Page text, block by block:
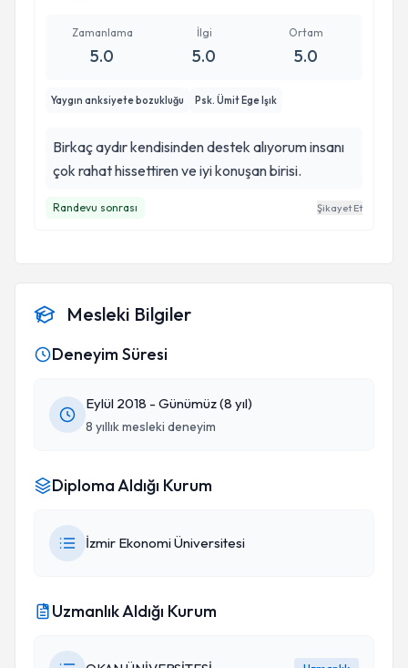
Zamanlama
5.0
İlgi
5.0
Ortam
5.0
Yaygın anksiyete bozukluğu Psk. Ümit Ege Işık
Birkaç aydır kendisinden destek alıyorum insanı
çok rahat hissettiren ve iyi konuşan birisi.
Randevu sonrası Şikayet Et
Mesleki Bilgiler
Deneyim Süresi
Eylül 2018 - Günümüz (8 yıl)
8 yıllık mesleki deneyim
Diploma Aldığı Kurum
İzmir Ekonomi Üniversitesi
Uzmanlık Aldığı Kurum